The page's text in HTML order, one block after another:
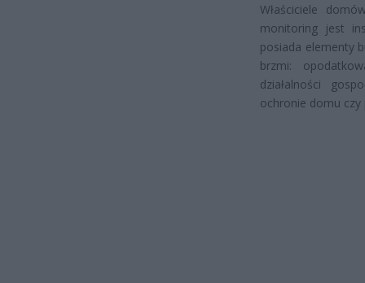
Właściciele
monitoring jest
posiada elementy
brzmi:
działalności
ochronie domu